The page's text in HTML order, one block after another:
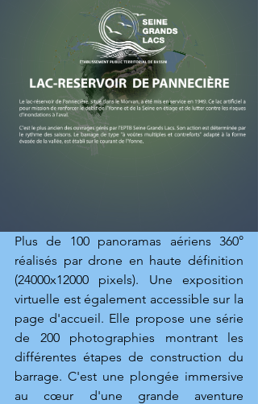
Plus de 100 panoramas aériens 360°
réalisés par drone en haute définition
(24000x12000 pixels). Une exposition
virtuelle est également accessible sur la
page d'accueil. Elle propose une série
de 200 photographies montrant les
différentes étapes de construction du
barrage. C'est une plongée immersive
au cœur d'une grande aventure